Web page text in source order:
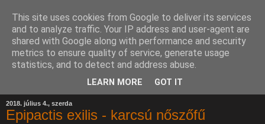
2018. július 4., szerda
Epipactis exilis - karcsú nőszőfű
This site uses cookies from Google to deliver its services
and to analyze traffic. Your IP address and user-agent are
shared with Google along with performance and security
metrics to ensure quality of service, generate usage
statistics, and to detect and address abuse.
LEARN MORE GOT IT